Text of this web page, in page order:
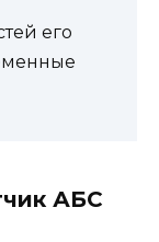
его
АБС